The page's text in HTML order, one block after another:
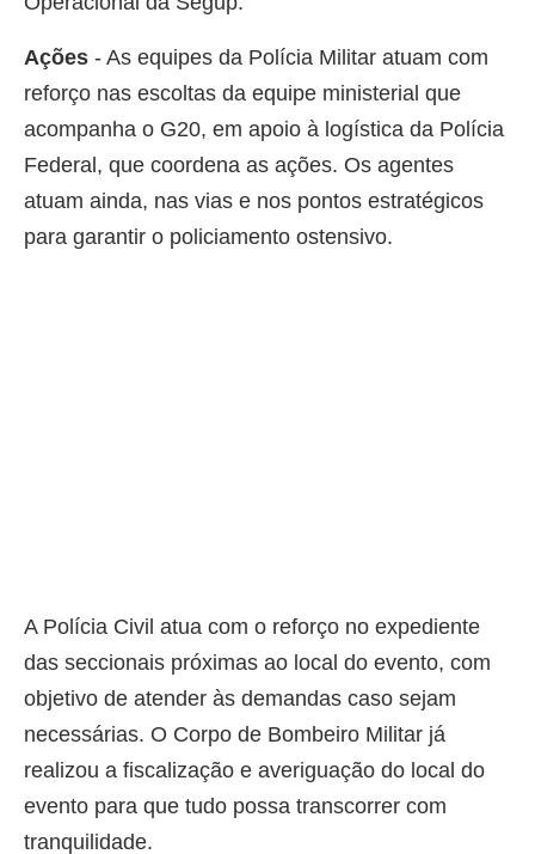
Ações - As equipes da Polícia Militar atuam com
reforço nas escoltas da equipe ministerial que
acompanha o G20, em apoio à logística da Polícia
Federal, que coordena as ações. Os agentes
atuam ainda, nas vias e nos pontos estratégicos
para garantir o policiamento ostensivo.
A Polícia Civil atua com o reforço no expediente
das seccionais próximas ao local do evento, com
objetivo de atender às demandas caso sejam
necessárias. O Corpo de Bombeiro Militar já
realizou a fiscalização e averiguação do local do
evento para que tudo possa transcorrer com
tranquilidade.